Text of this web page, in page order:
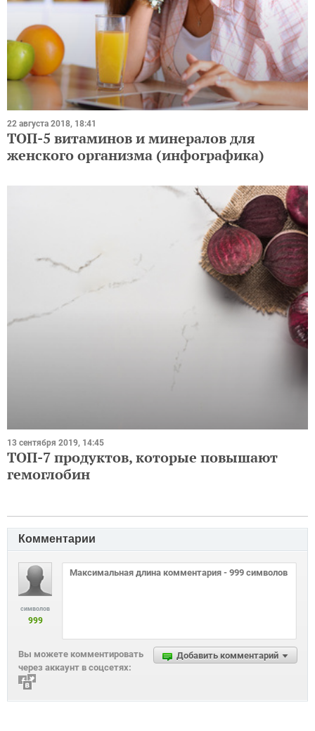
22 августа 2018, 18:41
ТОП-5 витаминов и минералов для
женского организма (инфографика)
13 сентября 2019, 14:45
ТОП-7 продуктов, которые повышают
гемоглобин
Комментарии
символов
999
Добавить комментарий
Вы можете комментировать
через аккаунт в соцсетях: